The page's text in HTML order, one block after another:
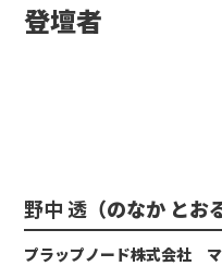
登壇者
野中 透 （のなか とお
プラップノード株式会社